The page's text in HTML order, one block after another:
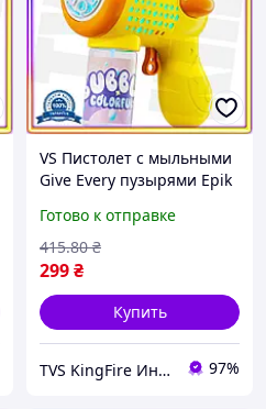
VS Пистолет с мыльными
Give Every пузырями Epik
лет игрушка для создания
пузырей 32T8_V1
Готово к отправке
299₴
415.80 ₴
Купить
TVS KingFire Интернет магазин 97%